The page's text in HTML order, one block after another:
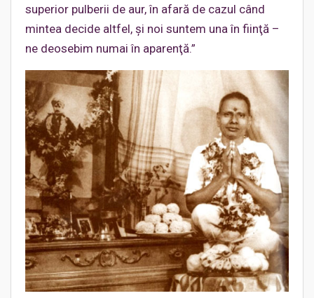
superior pulberii de aur, în afară de cazul când
mintea decide altfel, şi noi suntem una în fiinţă –
ne deosebim numai în aparenţă.”